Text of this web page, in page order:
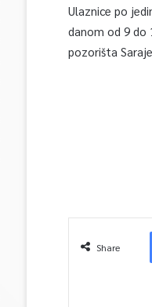
Ulaznice po
danom od 9 do
pozorišta
Share